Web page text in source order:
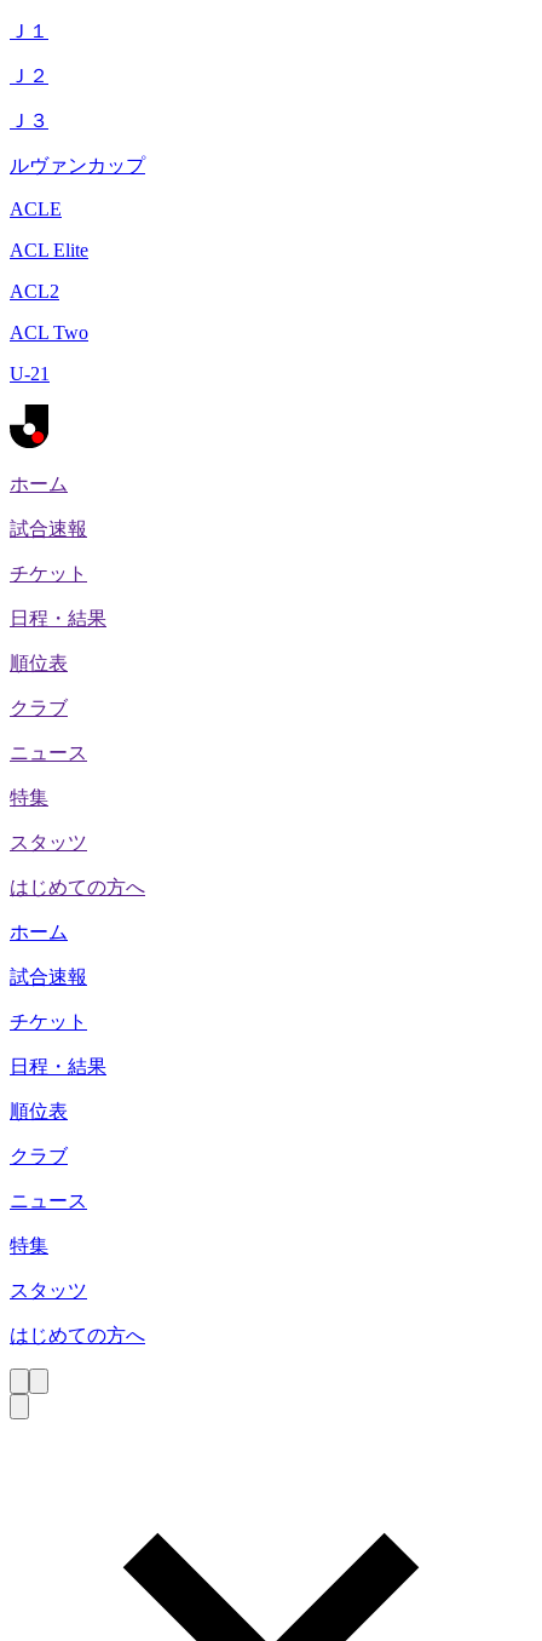
Ｊ１
Ｊ２
Ｊ３
ルヴァンカップ
ACLE
ACL Elite
ACL2
ACL Two
U-21
ホーム
試合速報
チケット
日程・結果
順位表
クラブ
ニュース
特集
スタッツ
はじめての方へ
ホーム
試合速報
チケット
日程・結果
順位表
クラブ
ニュース
特集
スタッツ
はじめての方へ